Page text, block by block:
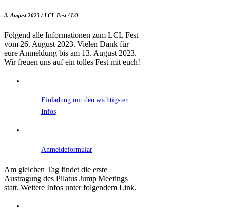
3. August 2023 / LCL Fest / LO
Folgend alle Informationen zum LCL Fest
vom 26. August 2023. Vielen Dank für
eure Anmeldung bis am 13. August 2023.
Wir freuen uns auf ein tolles Fest mit euch!
Einladung mit den wichtigsten
Infos
Anmeldeformular
Am gleichen Tag findet die erste
Austragung des Pilatus Jump Meetings
statt. Weitere Infos unter folgendem Link.